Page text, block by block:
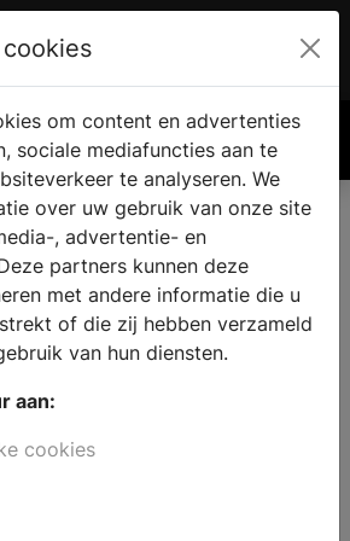
€ 0.00
om content en advertenties
sociale mediafuncties aan te
te analyseren. We
over uw gebruik van onze site
, advertentie- en
partners kunnen deze
met andere informatie die u
of die zij hebben verzameld
van hun diensten.
aan:
cookies